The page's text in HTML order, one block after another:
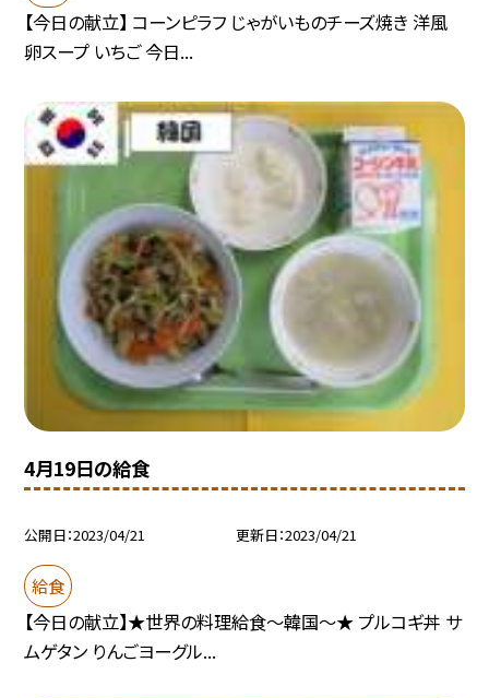
【今日の献立】 コーンピラフ じゃがいものチーズ焼き 洋風
卵スープ いちご 今日...
4月19日の給食
公開日 2023/04/21 更新日 2023/04/21
給食
【今日の献立】★世界の料理給食〜韓国〜★ プルコギ丼 サ
ムゲタン りんごヨーグル...